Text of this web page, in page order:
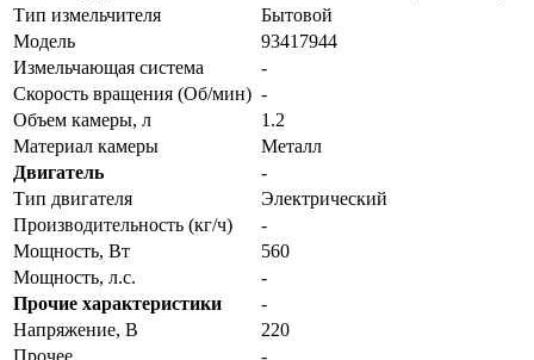
Тип измельчителя
Бытовой
Модель
93417944
Измельчающая система
-
Скорость вращения (Об/мин) -
Объем камеры, л
1.2
Материал камеры
Металл
Двигатель
-
Тип двигателя
Электрический
Производительность (кг/ч)
-
Мощность, Вт
560
Мощность, л.с.
-
Прочие характеристики
-
Напряжение, В
220
Прочее
-